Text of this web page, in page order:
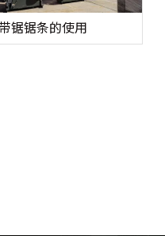
锯锯条的使用